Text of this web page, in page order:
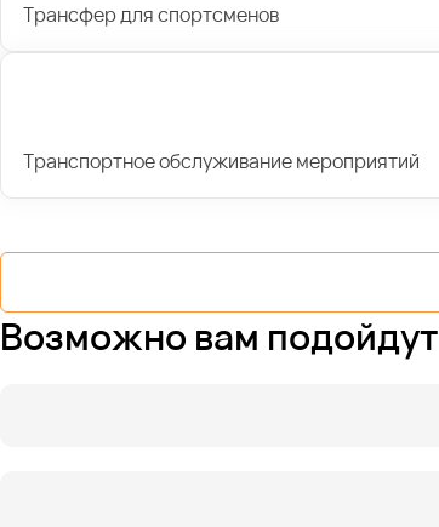
Трансфер для спортсменов
Транспортное обслуживание мероприятий
Возможно вам подойдут